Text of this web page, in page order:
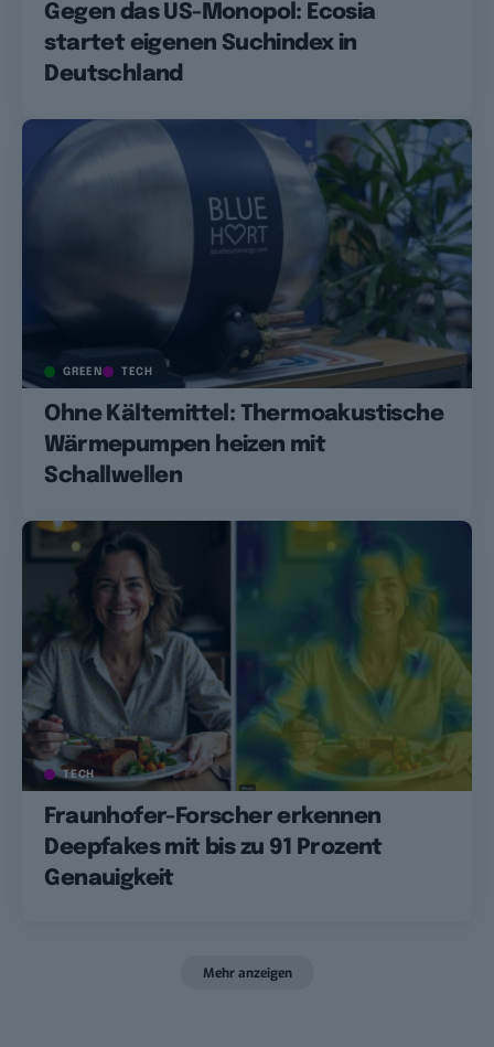
Gegen das US-Monopol: Ecosia
startet eigenen Suchindex in
Deutschland
GREEN TECH
Ohne Kältemittel: Thermoakustische
Wärmepumpen heizen mit
Schallwellen
TECH
Fraunhofer-Forscher erkennen
Deepfakes mit bis zu 91 Prozent
Genauigkeit
Mehr anzeigen